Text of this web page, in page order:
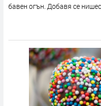
бавен огън. Добавя се